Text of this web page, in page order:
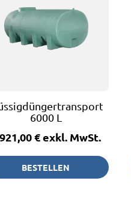
6000 L
€exkl. MwSt.
BESTELLEN